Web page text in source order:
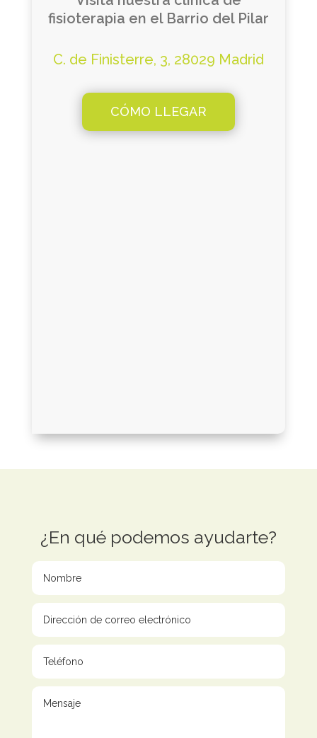
fisioterapia en el Barrio del Pilar
C. de Finisterre, 3, 28029 Madrid
CÓMO LLEGAR
¿En qué podemos ayudarte?